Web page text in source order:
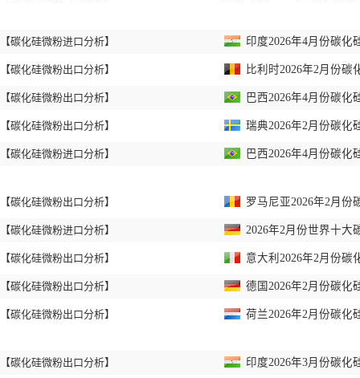
【碳化硅微粉进口分析】
【碳化硅微粉出口分析】
【碳化硅微粉出口分析】
【碳化硅微粉出口分析】
【碳化硅微粉进口分析】
【碳化硅微粉出口分析】
【碳化硅微粉进口分析】
【碳化硅微粉出口分析】
【碳化硅微粉出口分析】
【碳化硅微粉出口分析】
【碳化硅微粉出口分析】
印度2026年4月份碳化
比利时2026年2月份碳
巴西2026年4月份碳化
瑞典2026年2月份碳化
巴西2026年4月份碳化
罗马尼亚2026年2月份
2026年2月份世界十大
意大利2026年2月份碳
德国2026年2月份碳化
荷兰2026年2月份碳化
印度2026年3月份碳化